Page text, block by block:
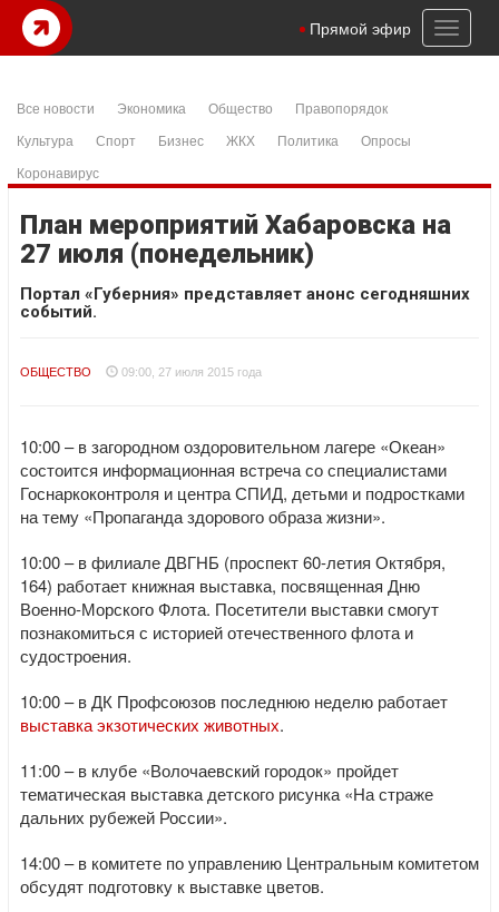
Toggle
Прямой эфир
Все новости Экономика Общество
Правопорядок
Культура
Спорт Бизнес ЖКХ Политика
Опросы
Коронавирус
План мероприятий Хабаровска на
27 июля (понедельник)
Портал «Губерния» представляет анонс сегодняшних
событий.
ОБЩЕСТВО 09:00, 27 июля 2015 года
10:00 – в загородном оздоровительном лагере «Океан»
состоится информационная встреча со специалистами
Госнаркоконтроля и центра СПИД, детьми и подростками
на тему «Пропаганда здорового образа жизни».
10:00 – в филиале ДВГНБ (проспект 60-летия Октября,
164) работает книжная выставка, посвященная Дню
Военно-Морского Флота. Посетители выставки смогут
познакомиться с историей отечественного флота и
судостроения.
10:00 – в ДК Профсоюзов последнюю неделю работает
выставка экзотических животных.
11:00 – в клубе «Волочаевский городок» пройдет
тематическая выставка детского рисунка «На страже
дальних рубежей России».
14:00 – в комитете по управлению Центральным комитетом
обсудят подготовку к выставке цветов.